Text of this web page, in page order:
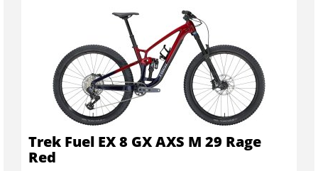
Trek Fuel EX 8 GX AXS M 29 Rage
Red